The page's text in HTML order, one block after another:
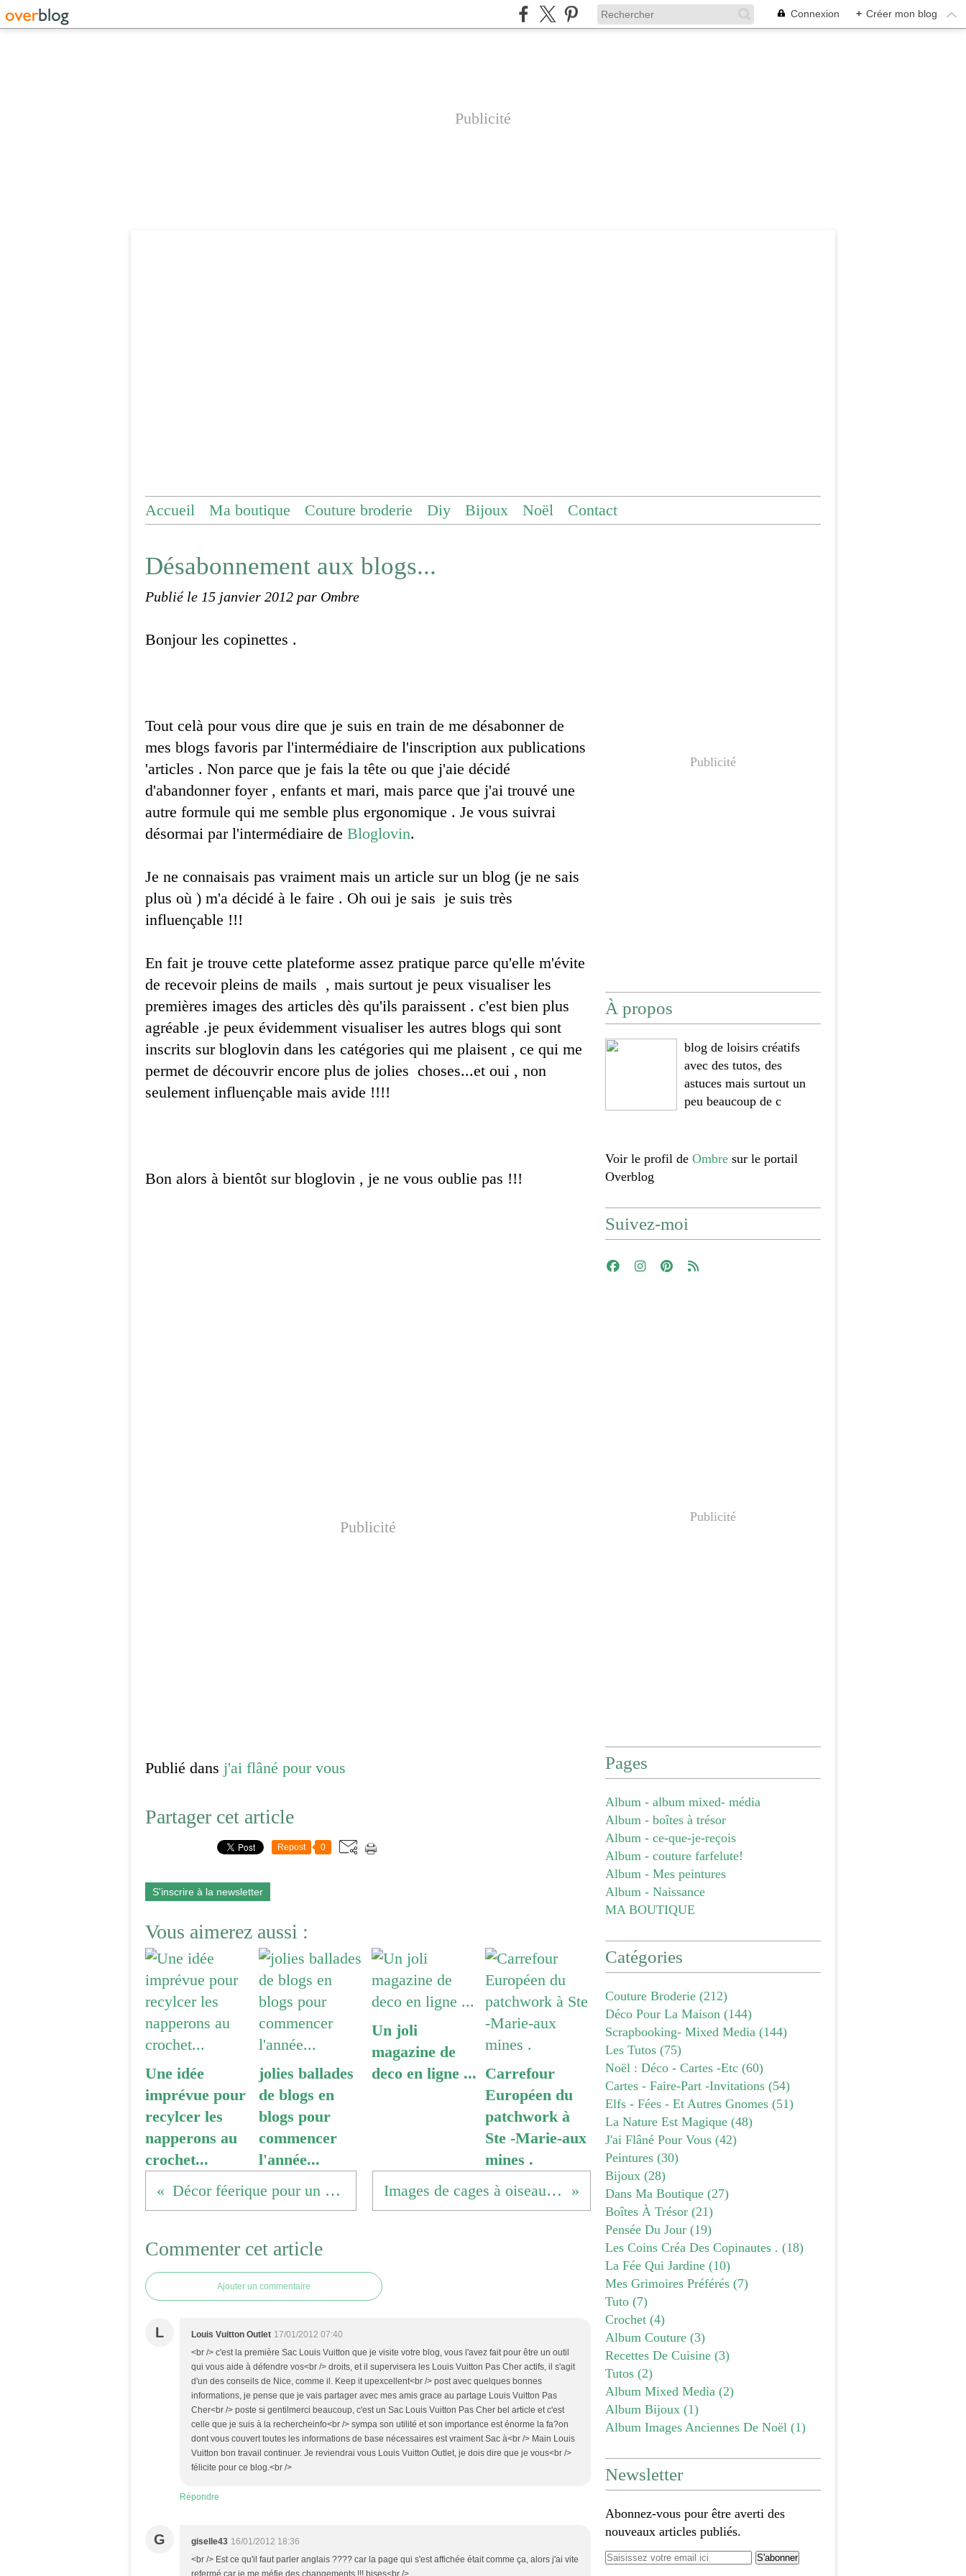
Connexion + Créer mon blog
Publicité
Accueil Ma boutique Couture broderie Diy Bijoux Noël Contact
Désabonnement aux blogs...
Publié le 15 janvier 2012 par Ombre
Bonjour les copinettes .
Tout celà pour vous dire que je suis en train de me désabonner de
mes blogs favoris par l'intermédiaire de l'inscription aux publications
'articles . Non parce que je fais la tête ou que j'aie décidé
d'abandonner foyer , enfants et mari, mais parce que j'ai trouvé une
autre formule qui me semble plus ergonomique . Je vous suivrai
désormai par l'intermédiaire de Bloglovin.
Je ne connaisais pas vraiment mais un article sur un blog (je ne sais
plus où ) m'a décidé à le faire . Oh oui je sais je suis très
influençable !!!
En fait je trouve cette plateforme assez pratique parce qu'elle m'évite
de recevoir pleins de mails , mais surtout je peux visualiser les
premières images des articles dès qu'ils paraissent . c'est bien plus
agréable .je peux évidemment visualiser les autres blogs qui sont
inscrits sur bloglovin dans les catégories qui me plaisent , ce qui me
permet de découvrir encore plus de jolies choses...et oui , non
seulement influençable mais avide !!!!
Bon alors à bientôt sur bloglovin , je ne vous oublie pas !!!
Publicité
Publié dans j'ai flâné pour vous
Partager cet article
Repost 0
S'inscrire à la newsletter
Vous aimerez aussi :
Une idée
imprévue pour
recylcer les
napperons au
crochet...
jolies ballades
de blogs en
blogs pour
commencer
l'année...
Un joli
magazine de
deco en ligne ... Carrefour
Européen du
patchwork à
Ste -Marie-aux
mines .
Décor féerique pour un anniversaire ...
Images de cages à oiseau à télécharger .
Commenter cet article
Ajouter un commentaire
L Louis Vuitton Outlet 17/01/2012 07:40
<br /> c'est la première Sac Louis Vuitton que je visite votre blog, vous l'avez fait pour être un outil
qui vous aide à défendre vos<br /> droits, et il supervisera les Louis Vuitton Pas Cher actifs, il s'agit
d'un des conseils de Nice, comme il. Keep it upexcellent<br /> post avec quelques bonnes
informations, je pense que je vais partager avec mes amis grace au partage Louis Vuitton Pas
Cher<br /> poste si gentilmerci beaucoup, c'est un Sac Louis Vuitton Pas Cher bel article et c'est
celle que je suis à la rechercheinfo<br /> sympa son utilité et son importance est énorme la fa?on
dont vous couvert toutes les informations de base nécessaires est vraiment Sac à<br /> Main Louis
Vuitton bon travail continuer. Je reviendrai vous Louis Vuitton Outlet, je dois dire que je vous<br />
félicite pour ce blog.<br />
Répondre
G giselle43 16/01/2012 18:36
<br /> Est ce qu'il faut parler anglais ???? car la page qui s'est affichée était comme ça, alors j'ai vite
refermé car je me méfie des changements !!! bises<br />
Publicité
À propos
blog de loisirs créatifs
avec des tutos, des
astuces mais surtout un
peu beaucoup de c
Voir le profil de Ombre sur le portail
Overblog
Suivez-moi
Publicité
Pages
Album - album mixed- média
Album - boîtes à trésor
Album - ce-que-je-reçois
Album - couture farfelute!
Album - Mes peintures
Album - Naissance
MA BOUTIQUE
Catégories
Couture Broderie (212)
Déco Pour La Maison (144)
Scrapbooking- Mixed Media (144)
Les Tutos (75)
Noël : Déco - Cartes -etc (60)
Cartes - Faire-Part -invitations (54)
Elfs - Fées - Et Autres Gnomes (51)
La Nature Est Magique (48)
J'ai Flâné Pour Vous (42)
Peintures (30)
Bijoux (28)
Dans Ma Boutique (27)
Boîtes À Trésor (21)
Pensée Du Jour (19)
Les Coins Créa Des Copinautes . (18)
La Fée Qui Jardine (10)
Mes Grimoires Préférés (7)
Tuto (7)
Crochet (4)
Album Couture (3)
Recettes De Cuisine (3)
Tutos (2)
Album Mixed Media (2)
Album Bijoux (1)
Album Images Anciennes De Noël (1)
Newsletter
Abonnez-vous pour être averti des
nouveaux articles publiés.